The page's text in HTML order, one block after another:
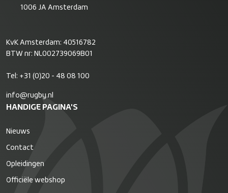
1006 JA Amsterdam
KvK Amsterdam: 40516782
BTW nr: NL002739069B01
Tel: +31 (0)20 - 48 08 100
info@rugby.nl
HANDIGE PAGINA'S
Nieuws
Contact
Opleidingen
Officiële webshop